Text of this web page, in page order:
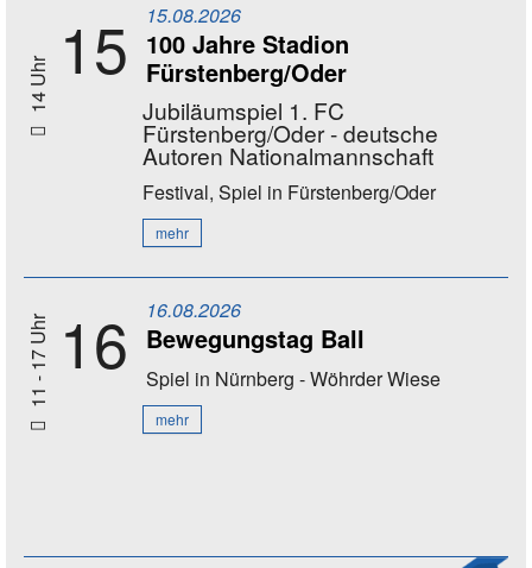
14 Uhr 15 15.08.2026
100 Jahre Stadion
Fürstenberg/Oder
Jubiläumspiel 1. FC
Fürstenberg/Oder - deutsche
Autoren Nationalmannschaft
Festival, Spiel in Fürstenberg/Oder
mehr
11 - 17 Uhr 16 16.08.2026
Bewegungstag Ball
Spiel in Nürnberg - Wöhrder Wiese
mehr